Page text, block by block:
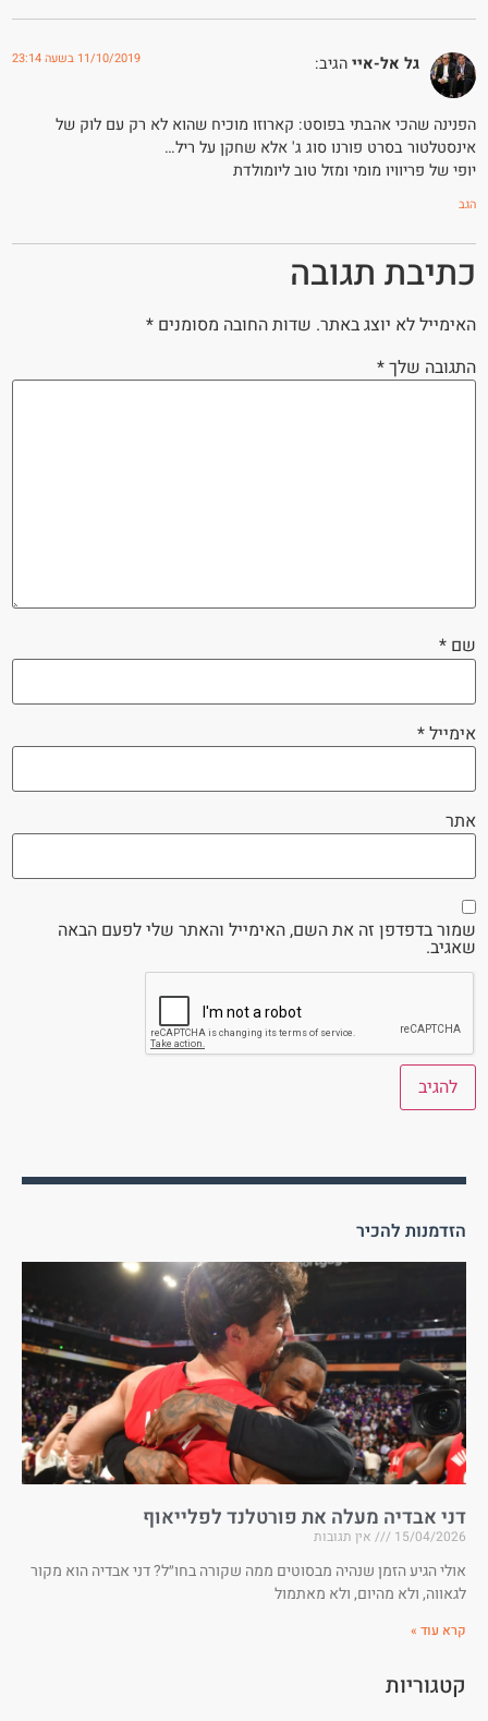
גל אל-אייהגיב: 11/10/2019 בשעה 23:14
הפנינה שהכי אהבתי בפוסט: קארוזו מוכיח שהוא לא רק עם לוק של
אינסטלטור בסרט פורנו סוג ג' אלא שחקן על ריל…
יופי של פריוויו מומי ומזל טוב ליומולדת
הגב
כתיבת תגובה
האימייל לא יוצג באתר. שדות החובה מסומנים *
התגובה שלך*
שם *
אימייל*
אתר
שמור בדפדפן זה את השם, האימייל והאתר שלי לפעם הבאה
שאגיב.
הזדמנות להכיר
דני אבדיה מעלה את פורטלנד לפלייאוף
15/04/2026 אין תגובות
אולי הגיע הזמן שנהיה מבסוטים ממה שקורה בחו״ל? דני אבדיה הוא מקור
לגאווה, ולא מהיום, ולא מאתמול
קרא עוד »
קטגוריות